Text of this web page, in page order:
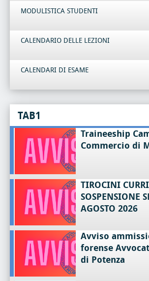
MODULISTICA STUDENTI
CALENDARIO DELLE LEZIONI
CALENDARI DI ESAME
TAB1
Traineeship
Commercio di
TIROCINI
SOSPENSIONE
AGOSTO 2026
Avviso
forense
di Potenza